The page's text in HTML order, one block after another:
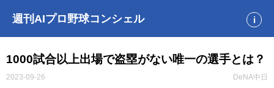
週刊AIプロ野球コンシェル i
1000試合以上出場で盗塁がない唯一の選手とは？
2023-09-26 DeNA中日